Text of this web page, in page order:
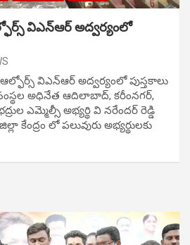
విఎన్ఆర్ అద్వర్యంలో
విఎన్ఆర్ అద్వర్యంలో పుస్తకాలు
అధినేత ఆదిలాబాద్, కరీంనగర్,
ఎమ్మెల్సీ అభ్యర్థి వి నరేందర్ రెడ్డి
లో పలువురు అభ్యర్థులకు